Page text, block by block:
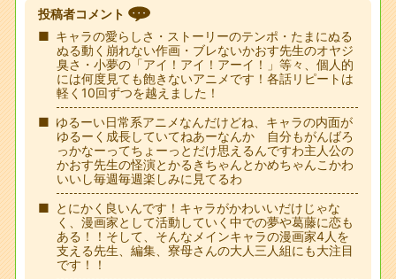
投稿者コメント
キャラの愛らしさ・ストーリーのテンポ・たまにぬる
ぬる動く崩れない作画・ブレないかおす先生のオヤジ
臭さ・小夢の「アイ！アイ！アーイ！」等々、個人的
には何度見ても飽きないアニメです！各話リピートは
軽く10回ずつを越えました！
ゆるーい日常系アニメなんだけどね、キャラの内面が
ゆるーく成長していてねあーなんか 自分もがんばろ
っかなーってちょーっとだけ思えるんですわ主人公の
かおす先生の怪演とかるきちゃんとかめちゃんこかわ
いいし毎週毎週楽しみに見てるわ
とにかく良いんです！キャラがかわいいだけじゃな
く、漫画家として活動していく中での夢や葛藤に恋も
ある！！そして、そんなメインキャラの漫画家4人を
支える先生、編集、寮母さんの大人三人組にも大注目
です！！